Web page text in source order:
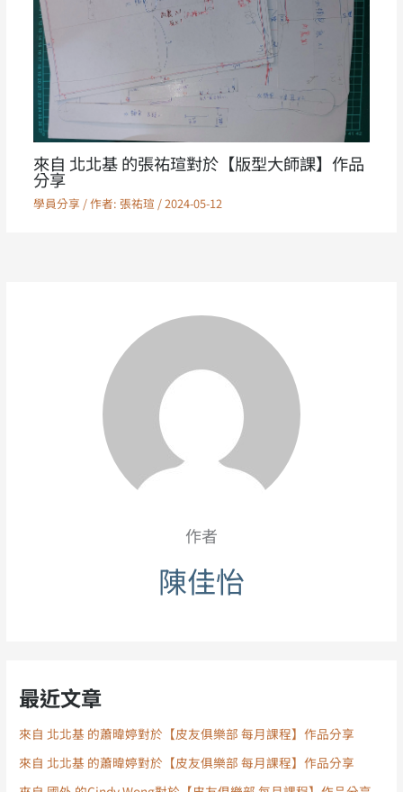
來自 北北基 的張祐瑄對於【版型大師課】作品
分享
學員分享 / 作者: 張祐瑄 /2024-05-12
作者
陳佳怡
最近文章
來自 北北基 的蕭暐婷對於【皮友俱樂部 每月課程】作品分享
來自 北北基 的蕭暐婷對於【皮友俱樂部 每月課程】作品分享